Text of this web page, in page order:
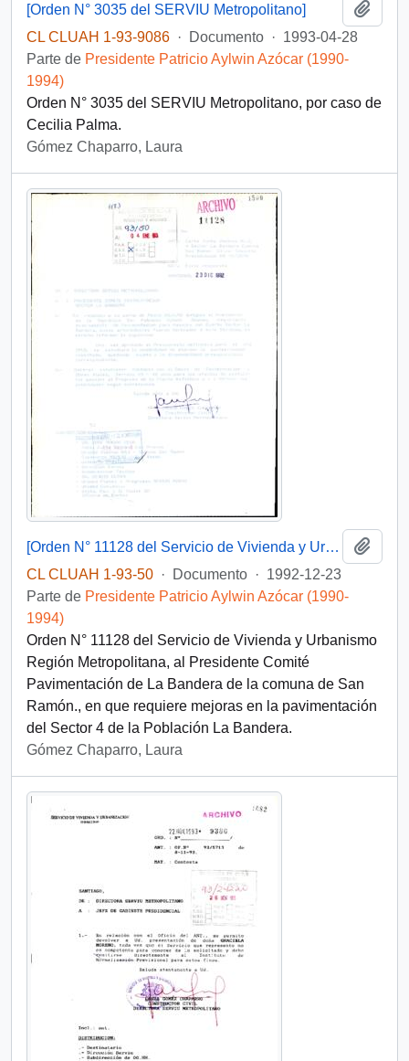
[Orden N° 3035 del SERVIU Metropolitano]
CL CLUAH 1-93-9086 · Documento · 1993-04-28
Parte de Presidente Patricio Aylwin Azócar (1990-
1994)
Orden N° 3035 del SERVIU Metropolitano, por caso de
Cecilia Palma.
Gómez Chaparro, Laura
[Orden N° 11128 del Servicio de Vivienda y Urbanismo Región Metropolitana]
CL CLUAH 1-93-50 · Documento · 1992-12-23
Parte de Presidente Patricio Aylwin Azócar (1990-
1994)
Orden N° 11128 del Servicio de Vivienda y Urbanismo
Región Metropolitana, al Presidente Comité
Pavimentación de La Bandera de la comuna de San
Ramón., en que requiere mejoras en la pavimentación
del Sector 4 de la Población La Bandera.
Gómez Chaparro, Laura